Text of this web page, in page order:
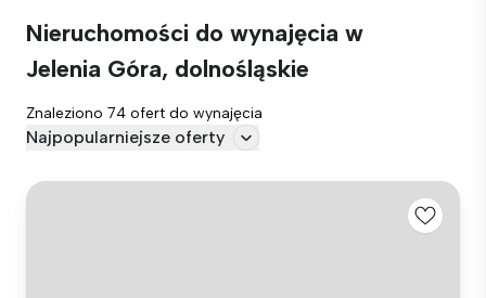
Nieruchomości do wynajęcia w
Jelenia Góra, dolnośląskie
Znaleziono 74 ofert do wynajęcia
Najpopularniejsze oferty